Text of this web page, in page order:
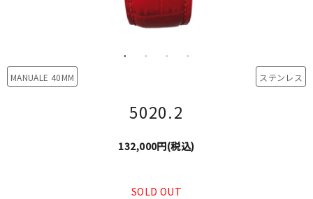
MANUALE 40MM ステンレス
5020.2
132,000円(税込)
SOLD OUT